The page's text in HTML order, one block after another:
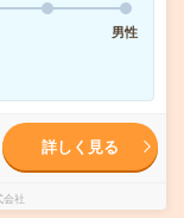
男性
詳しく見る
社